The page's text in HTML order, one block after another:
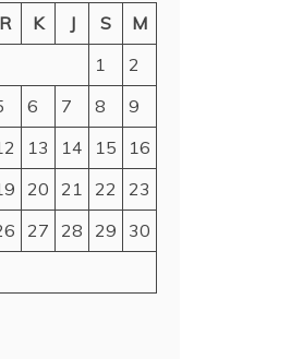
R K J S
M
1
2
6 7 8
9
13 14 15
16
20 21 22
23
27 28 29
30